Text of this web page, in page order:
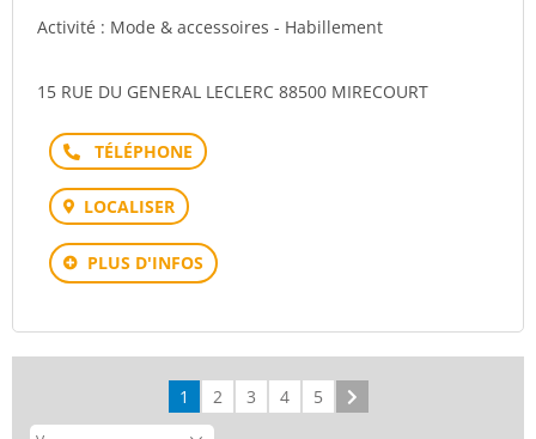
Activité : Mode & accessoires - Habillement
15 RUE DU GENERAL LECLERC 88500 MIRECOURT
Téléphone
LOCALISER
PLUS D'INFOS
1 2 3 4 5